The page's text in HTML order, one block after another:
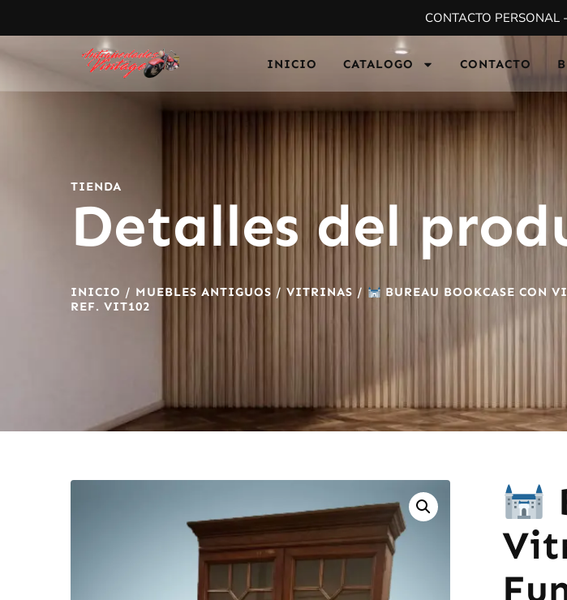
CONTACTO PERSONAL
INICIO CATALOGO CONTACTO
TIENDA
Detalles del
INICIO / MUEBLES ANTIGUOS / VITRINAS /
BUREAU BOOKCASE CON
REF. VIT102